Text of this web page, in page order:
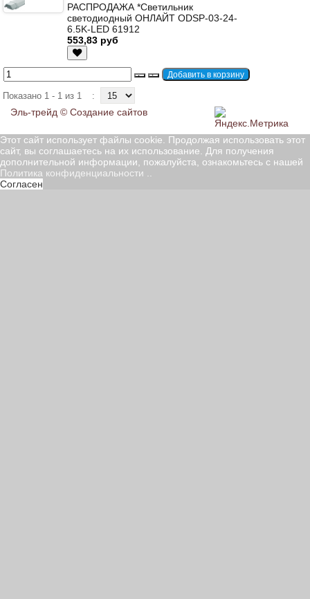
РАСПРОДАЖА *Светильник
светодиодный ОНЛАЙТ ODSP-03-24-
6.5K-LED 61912
553,83 руб
Показано 1 - 1 из 1 :
Эль-трейд © Создание сайтов
Этот сайт использует файлы cookie. Продолжая использовать этот
сайт, вы соглашаетесь на их использование. Для получения
дополнительной информации, пожалуйста, ознакомьтесь с нашей
Политика конфиденциальности ..
Согласен